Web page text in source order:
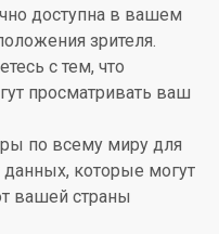
доступна в вашем
зрителя.
с тем, что
просматривать ваш
по всему миру для
которые могут
вашей страны